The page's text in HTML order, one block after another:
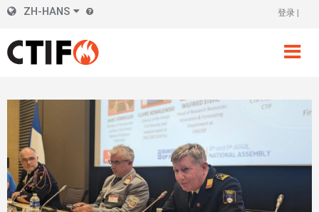
Skip
to
content
ZH-HANS
标
右
登录